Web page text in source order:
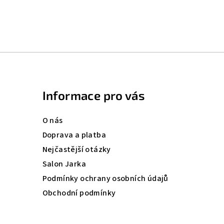
Informace pro vás
O nás
Doprava a platba
Nejčastější otázky
Salon Jarka
Podmínky ochrany osobních údajů
Obchodní podmínky